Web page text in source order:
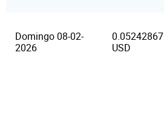
Domingo 08-02-
2026
0.05242867
USD